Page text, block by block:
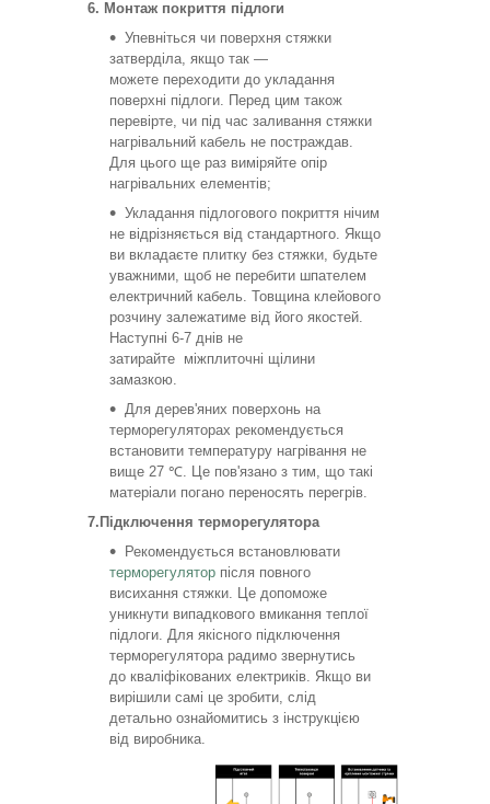
6. Монтаж покриття підлоги
Упевніться чи поверхня стяжки
затверділа, якщо так —
можете переходити до укладання
поверхні підлоги. Перед цим також
перевірте, чи під час заливання стяжки
нагрівальний кабель не постраждав.
Для цього ще раз виміряйте опір
нагрівальних елементів;
Укладання підлогового покриття нічим
не відрізняється від стандартного. Якщо
ви вкладаєте плитку без стяжки, будьте
уважними, щоб не перебити шпателем
електричний кабель. Товщина клейового
розчину залежатиме від його якостей.
Наступні 6-7 днів не
затирайте міжплиточні щілини
замазкою.
Для дерев'яних поверхонь на
терморегуляторах рекомендується
встановити температуру нагрівання не
вище 27 ℃. Це пов'язано з тим, що такі
матеріали погано переносять перегрів.
7.Підключення терморегулятора
Рекомендується встановлювати
терморегулятор після повного
висихання стяжки. Це допоможе
уникнути випадкового вмикання теплої
підлоги. Для якісного підключення
терморегулятора радимо звернутись
до кваліфікованих електриків. Якщо ви
вирішили самі це зробити, слід
детально ознайомитись з інструкцією
від виробника.